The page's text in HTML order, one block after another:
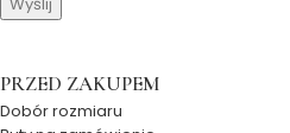
PRZED ZAKUPEM
Dobór rozmiaru